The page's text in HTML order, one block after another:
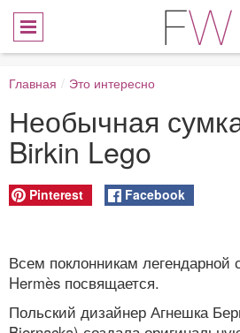
Главная / Это интересно
Необычная
Birkin Lego
Pinterest Facebook
Всем поклонникам легендарной
Hermès посвящается.
Польский дизайнер Агнешка